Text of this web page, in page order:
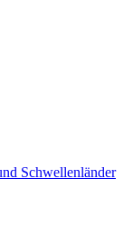
Schwellenländer